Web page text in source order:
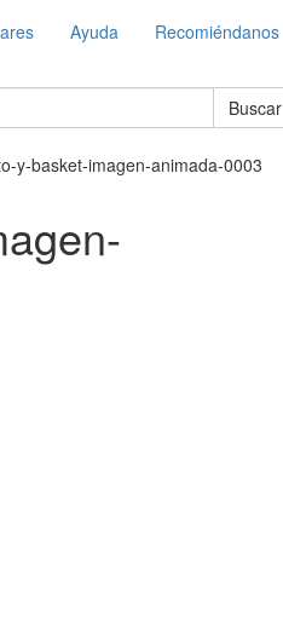
Ayuda Recomiéndanos
Buscar
y-basket-imagen-animada-0003